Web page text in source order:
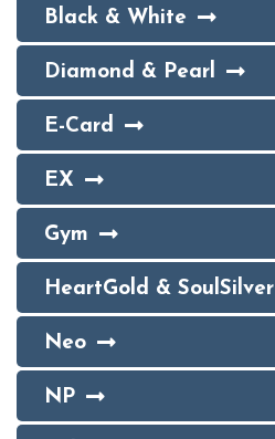
Black & White
Diamond & Pearl
E-Card
EX
Gym
HeartGold & SoulSilver
Neo
NP